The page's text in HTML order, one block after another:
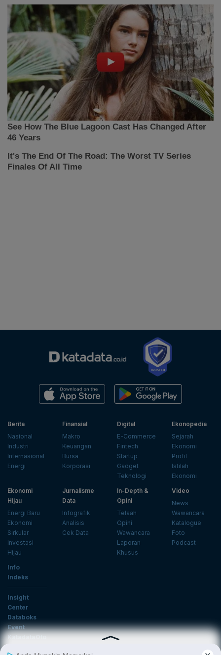
Berita
Nasional
Industri
Internasional
Energi
Finansial
Makro
Keuangan
Bursa
Korporasi
Digital
E-Commerce
Fintech
Startup
Gadget
Teknologi
Ekonopedia
Sejarah
Ekonomi
Profil
Istilah
Ekonomi
Ekonomi
Hijau
Energi Baru
Ekonomi
Sirkular
Investasi
Hijau
Jurnalisme
Data
Infografik
Analisis
Cek Data
In-Depth &
Opini
Telaah
Opini
Wawancara
Laporan
Khusus
Video
News
Wawancara
Katalogue
Foto
Podcast
Info
Indeks
Insight
Center
Databoks
Event
KatadataOto